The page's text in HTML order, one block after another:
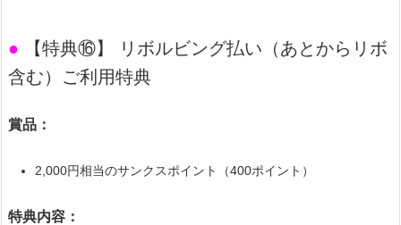
● 【特典⑯】 リボルビング払い（あとからリボ
含む）ご利用特典
賞品：
2,000円相当のサンクスポイント（400ポイント）
特典内容：